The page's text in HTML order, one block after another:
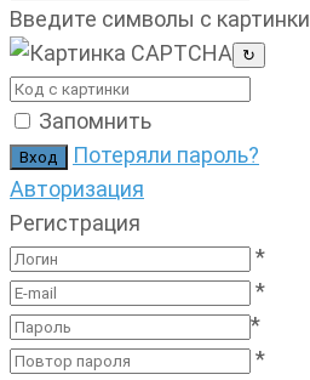
Введите символы с картинки
↻
Запомнить
Потеряли пароль?
Авторизация
Регистрация
*
*
*
*